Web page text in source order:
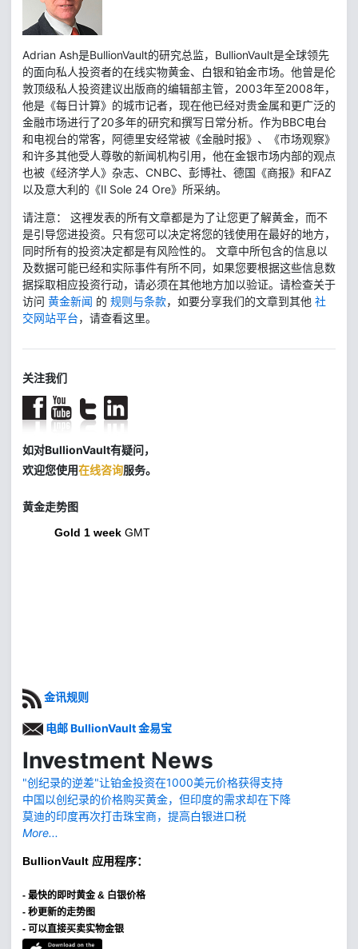
Adrian Ash是BullionVault的研究总监，BullionVault是全球领先
的面向私人投资者的在线实物黄金、白银和铂金市场。他曾是伦
敦顶级私人投资建议出版商的编辑部主管，2003年至2008年，
他是《每日计算》的城市记者，现在他已经对贵金属和更广泛的
金融市场进行了20多年的研究和撰写日常分析。作为BBC电台
和电视台的常客，阿德里安经常被《金融时报》、《市场观察》
和许多其他受人尊敬的新闻机构引用，他在金银市场内部的观点
也被《经济学人》杂志、CNBC、彭博社、德国《商报》和FAZ
以及意大利的《Il Sole 24 Ore》所采纳。
请注意： 这裡发表的所有文章都是为了让您更了解黄金，而不
是引导您进投资。只有您可以决定将您的钱使用在最好的地方，
同时所有的投资决定都是有风险性的。 文章中所包含的信息以
及数据可能已经和实际事件有所不同，如果您要根据这些信息数
据採取相应投资行动，请必须在其他地方加以验证。请检查关于
访问 黄金新闻 的 规则与条款，如要分享我们的文章到其他 社
交网站平台，请查看这里。
关注我们
如对BullionVault有疑问，
欢迎您使用在线咨询服务。
黄金走势图
Gold 1 week GMT
金讯规则
电邮 BullionVault 金易宝
Investment News
"创纪录的逆差"让铂金投资在1000美元价格获得支持
中国以创纪录的价格购买黄金，但印度的需求却在下降
莫迪的印度再次打击珠宝商，提高白银进口税
More...
BullionVault 应用程序：
- 最快的即时黄金 & 白银价格
- 秒更新的走势图
- 可以直接买卖实物金银